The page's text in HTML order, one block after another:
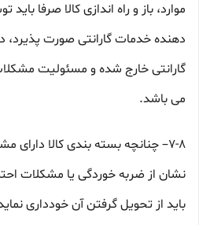
موارد، باز و راه اندازی کالا صرفا
دهنده خدمات گارانتی صورت پذیرد،
گارانتی خارج شده و مسئولیت
می باشد.
۷-۸– چنانچه بسته بندی کالا دارای
نشان از ضربه خوردگی یا مشکلات
باید از تحویل گرفتن آن خودداری